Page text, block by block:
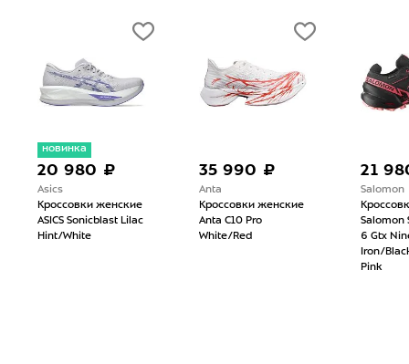
новинка
20 980 ₽
Asics
Кроссовки женские
ASICS Sonicblast Lilac
Hint/White
35 990 ₽
Anta
Кроссовки женские
Anta C10 Pro
White/Red
21
Salomon
Salomon
6 Gtx
Iron/
Pink